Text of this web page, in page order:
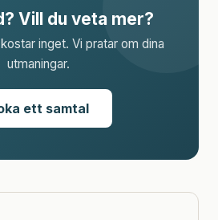
Vill du veta mer?
inget. Vi pratar om dina
utmaningar.
ett samtal